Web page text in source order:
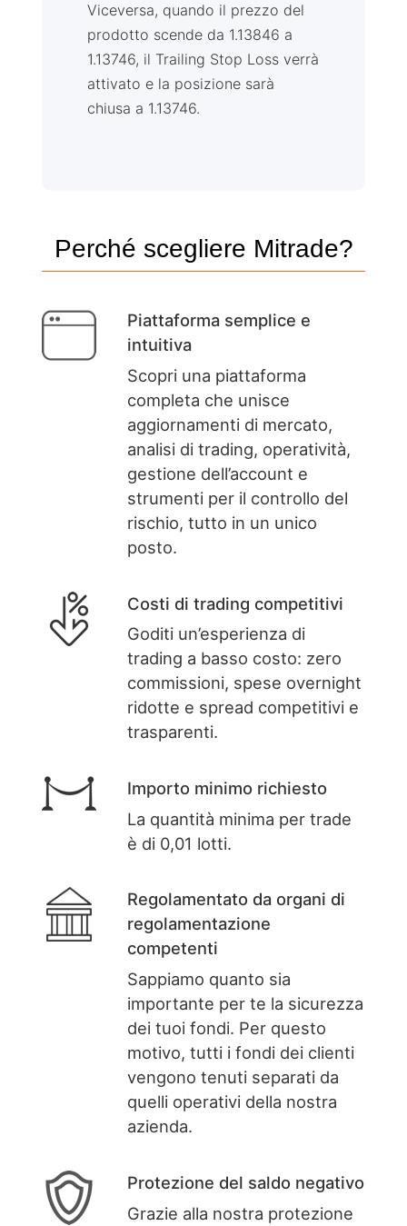
Viceversa, quando il prezzo del
prodotto scende da 1.13846 a
1.13746, il Trailing Stop Loss verrà
attivato e la posizione sarà
chiusa a 1.13746.
Perché scegliere Mitrade?
Piattaforma semplice e
intuitiva
Scopri una piattaforma
completa che unisce
aggiornamenti di mercato,
analisi di trading, operatività,
gestione dell’account e
strumenti per il controllo del
rischio, tutto in un unico
posto.
Costi di trading competitivi
Goditi un’esperienza di
trading a basso costo: zero
commissioni, spese overnight
ridotte e spread competitivi e
trasparenti.
Importo minimo richiesto
La quantità minima per trade
è di 0,01 lotti.
Regolamentato da organi di
regolamentazione
competenti
Sappiamo quanto sia
importante per te la sicurezza
dei tuoi fondi. Per questo
motivo, tutti i fondi dei clienti
vengono tenuti separati da
quelli operativi della nostra
azienda.
Protezione del saldo negativo
Grazie alla nostra protezione